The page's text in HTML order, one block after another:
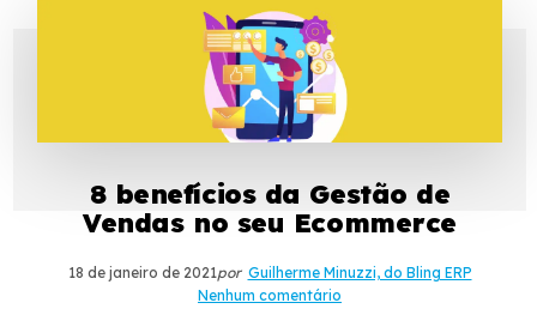
8 benefícios da Gestão de
Vendas no seu Ecommerce
18 de janeiro de 2021por Guilherme Minuzzi, do Bling ERP
Nenhum comentário